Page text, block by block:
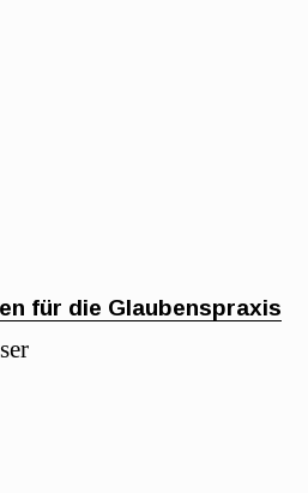
für die Glaubenspraxis